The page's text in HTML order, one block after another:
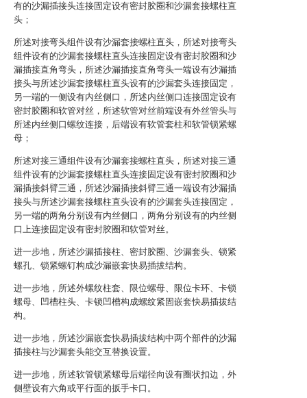
有的沙漏插接头连接固定设有密封胶圈和沙漏套接螺柱直
头；
所述对接弯头组件设有沙漏套接螺柱直头，所述对接弯头
组件设有的沙漏套接螺柱直头连接固定设有密封胶圈和沙
漏插接直角弯头，所述沙漏插接直角弯头一端设有沙漏插
接头与所述沙漏套接螺柱直头设有的沙漏套头连接固定，
另一端的一侧设有内丝侧口，所述内丝侧口连接固定设有
密封胶圈和软管对丝，所述软管对丝前端设有外丝管头与
所述内丝侧口螺纹连接，后端设有软管套柱和软管锁紧螺
母；
所述对接三通组件设有沙漏套接螺柱直头，所述对接三通
组件设有的沙漏套接螺柱直头连接固定设有密封胶圈和沙
漏插接斜臂三通，所述沙漏插接斜臂三通一端设有沙漏插
接头与所述沙漏套接螺柱直头设有的沙漏套头连接固定，
另一端的两角分别设有内丝侧口，两角分别设有的内丝侧
口上连接固定设有密封胶圈和软管对丝。
进一步地，所述沙漏插接柱、密封胶圈、沙漏套头、锁紧
螺孔、锁紧螺钉构成沙漏嵌套快易插拔结构。
进一步地，所述外螺纹柱套、限位螺母、限位卡环、卡锁
螺母、凹槽柱头、卡锁凹槽构成螺纹紧固嵌套快易插拔结
构。
进一步地，所述沙漏嵌套快易插拔结构中两个部件的沙漏
插接柱与沙漏套头能交互替换设置。
进一步地，所述软管锁紧螺母后端径向设有圈状扣边，外
侧壁设有六角或平行面的扳手卡口。